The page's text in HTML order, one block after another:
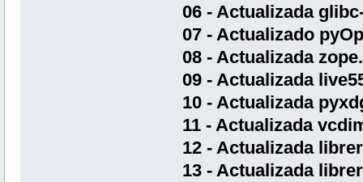
06 - Actualizada
07 - Actualizado
08 - Actualizada
09 - Actualizada
10 - Actualizada
11 - Actualizada
12 - Actualizada
13 - Actualizada